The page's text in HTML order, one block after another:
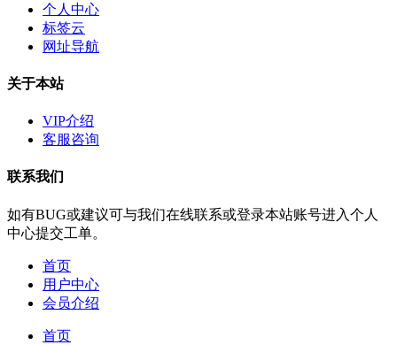
个人中心
标签云
网址导航
关于本站
VIP介绍
客服咨询
联系我们
如有BUG或建议可与我们在线联系或登录本站账号进入个人
中心提交工单。
首页
用户中心
会员介绍
首页